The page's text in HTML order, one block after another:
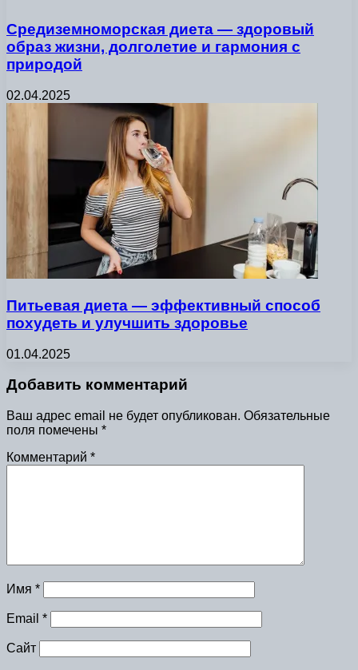
Средиземноморская диета — здоровый
образ жизни, долголетие и гармония с
природой
02.04.2025
Питьевая диета — эффективный способ
похудеть и улучшить здоровье
01.04.2025
Добавить комментарий
Ваш адрес email не будет опубликован. Обязательные
поля помечены *
Комментарий *
Имя *
Email *
Сайт